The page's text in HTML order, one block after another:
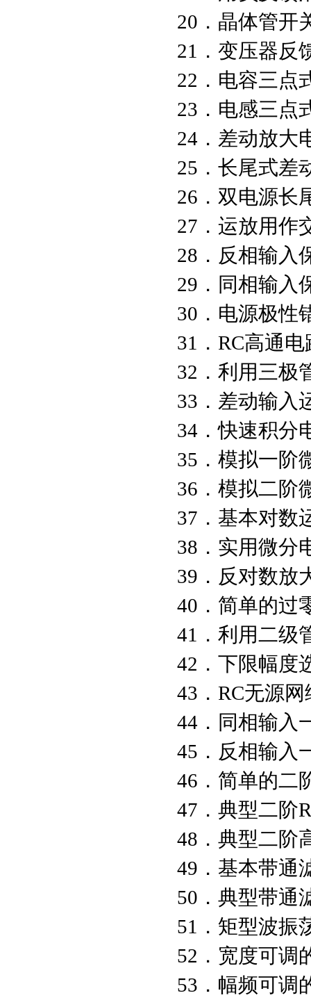
20．晶
21．变压
22．电容
23．电感
24．差动放
25．长尾
26．双电源长
27．运放用
28．反相
29．同相
30．电源
31．RC
32．利用三
33．差动
34．快速积
35．模拟一阶
36．模拟二阶
37．基本对数
38．实用微分
39．反对数放
40．简单的过
41．利用二级
42．下限幅度
43．RC无源
44．同相输入
45．反相输入
46．简单的二
47．典型二阶
48．典型二阶
49．基本带通
50．典型带通
51．矩型波振
52．宽度可调
53．幅频可调